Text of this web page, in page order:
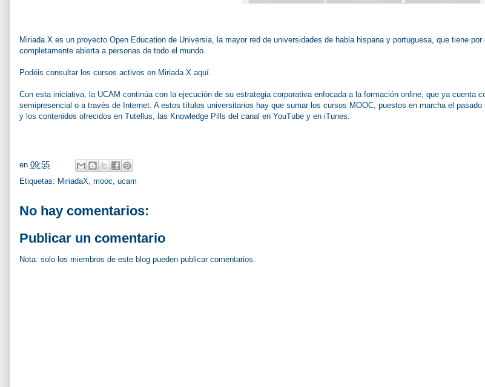
Miriada X es un proyecto Open Education de Universia , la mayor red de universidades de habla hispana y portuguesa, que tiene
completamente abierta a personas de todo el mundo.
Podéis consultar los cursos activos en Miriada X aquí
Con esta iniciativa, la UCAM continúa con la ejecución de su estrategia corporativa enfocada a la formación online, que ya cuenta
semipresencial o a través de Internet. A estos títulos universitarios hay que sumar los cursos MOOC , puestos en marcha el
y los contenidos ofrecidos en Tutellus , las Knowledge Pills del canal en YouTube y en iTunes
en 09:55
Etiquetas: MiriadaX mooc ucam
No hay comentarios:
Publicar un comentario
Nota: solo los miembros de este blog pueden publicar comentarios.